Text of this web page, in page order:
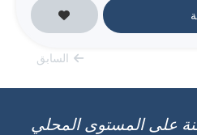
السابق
على المستوى المحلي